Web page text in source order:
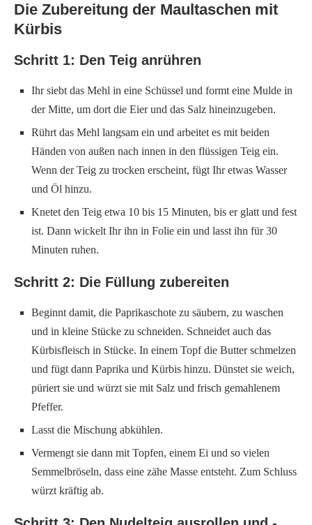
Die Zubereitung der Maultaschen mit
Kürbis
Schritt 1: Den Teig anrühren
Ihr siebt das Mehl in eine Schüssel und formt eine Mulde in
der Mitte, um dort die Eier und das Salz hineinzugeben.
Rührt das Mehl langsam ein und arbeitet es mit beiden
Händen von außen nach innen in den flüssigen Teig ein.
Wenn der Teig zu trocken erscheint, fügt Ihr etwas Wasser
und Öl hinzu.
Knetet den Teig etwa 10 bis 15 Minuten, bis er glatt und fest
ist. Dann wickelt Ihr ihn in Folie ein und lasst ihn für 30
Minuten ruhen.
Schritt 2: Die Füllung zubereiten
Beginnt damit, die Paprikaschote zu säubern, zu waschen
und in kleine Stücke zu schneiden. Schneidet auch das
Kürbisfleisch in Stücke. In einem Topf die Butter schmelzen
und fügt dann Paprika und Kürbis hinzu. Dünstet sie weich,
püriert sie und würzt sie mit Salz und frisch gemahlenem
Pfeffer.
Lasst die Mischung abkühlen.
Vermengt sie dann mit Topfen, einem Ei und so vielen
Semmelbröseln, dass eine zähe Masse entsteht. Zum Schluss
würzt kräftig ab.